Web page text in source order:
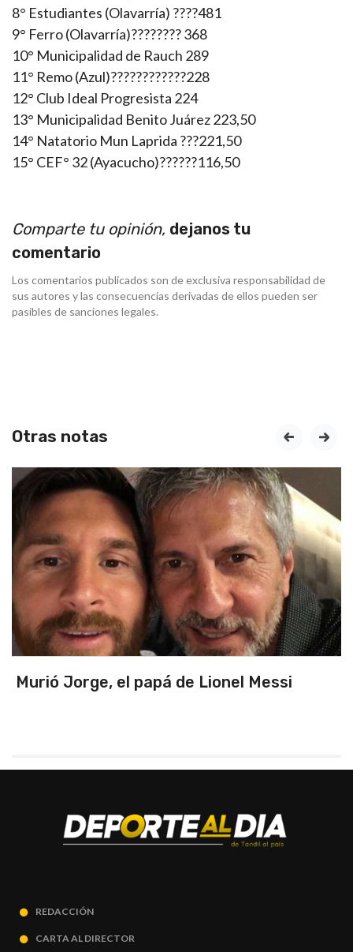
8° Estudiantes (Olavarría) ????481
9° Ferro (Olavarría)???????? 368
10° Municipalidad de Rauch 289
11° Remo (Azul)????????????228
12° Club Ideal Progresista 224
13° Municipalidad Benito Juárez 223,50
14° Natatorio Mun Laprida ???221,50
15° CEF° 32 (Ayacucho)??????116,50
Comparte tu opinión, dejanos tu
comentario
Los comentarios publicados son de exclusiva responsabilidad de
sus autores y las consecuencias derivadas de ellos pueden ser
pasibles de sanciones legales.
Otras notas
Triunfo en un partidazo ante Chile y
prev next
REDACCIÓN
CARTA AL DIRECTOR